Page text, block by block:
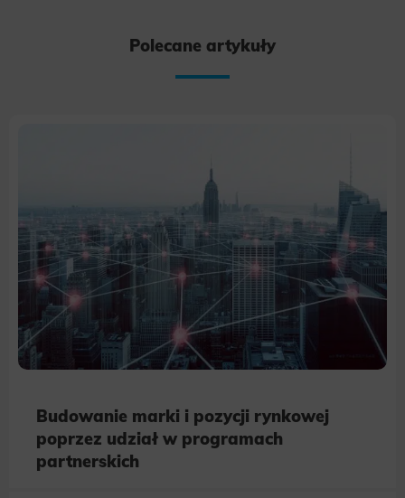
Polecane artykuły
Budowanie marki i pozycji rynkowej
poprzez udział w programach
partnerskich